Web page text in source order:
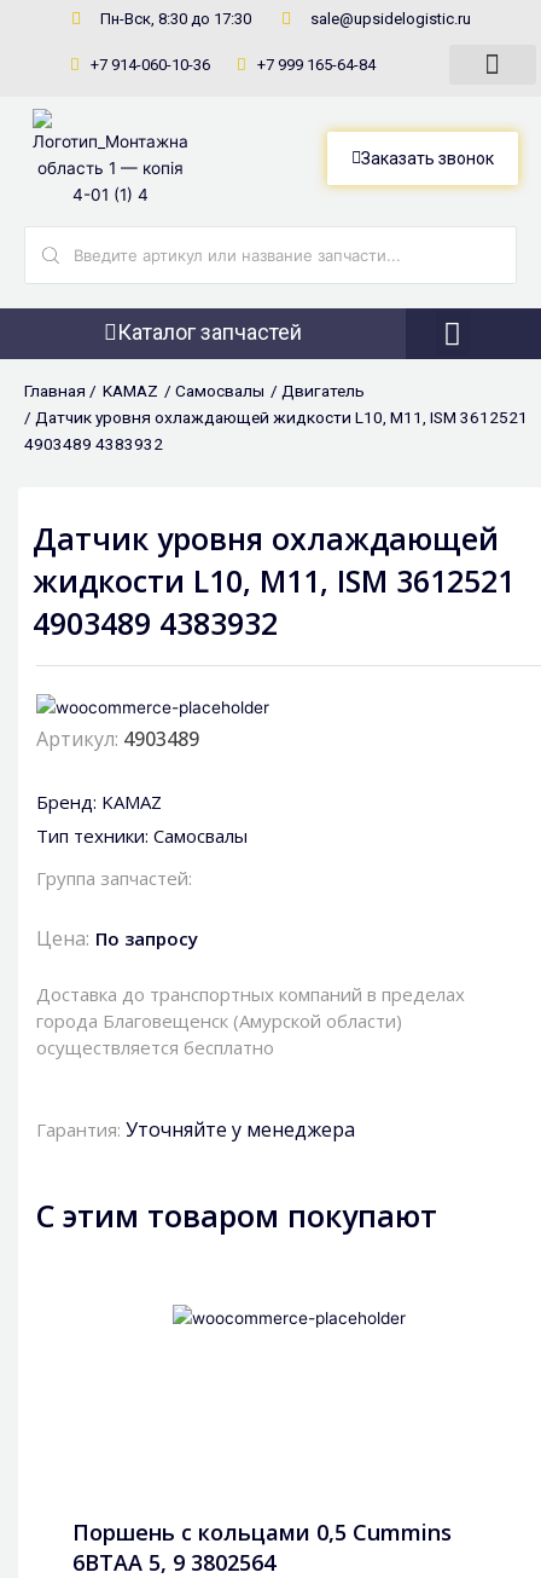
содержимому
Пн-Вск, 8:30 до 17:30 sale@upsidelogistic.ru
+7 914-060-10-36 +7 999 165-64-84
Заказать звонок
Каталог запчастей
Главная / KAMAZ / Самосвалы / Двигатель
/ Датчик уровня охлаждающей жидкости L10, M11, ISM 3612521
4903489 4383932
Датчик уровня охлаждающей
жидкости L10, M11, ISM 3612521
4903489 4383932
Артикул: 4903489
Бренд: KAMAZ
Тип техники: Самосвалы
Группа запчастей:
Цена: По запросу
Доставка до транспортных компаний в пределах
города Благовещенск (Амурской области)
осуществляется бесплатно
Гарантия: Уточняйте у менеджера
С этим товаром покупают
Поршень с кольцами 0,5 Cummins
6BTAA 5, 9 3802564